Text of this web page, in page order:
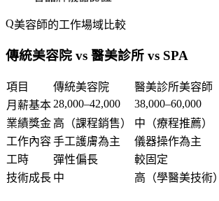
美容師的工作場域比較
傳統美容院 vs 醫美診所 vs SPA
項目 傳統美容院 醫美診所美容師
月薪基本 28,000–42,000 38,000–60,000
業績獎金 高（課程銷售） 中（療程推薦）
工作內容手工護膚為主 儀器操作為主
工時
彈性偏長 較固定
技術成長 中 高（學醫美技術）